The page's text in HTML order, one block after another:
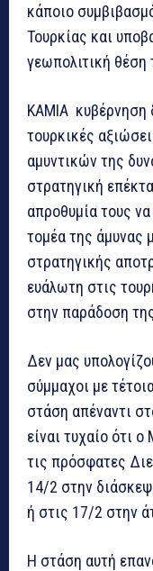
κάποιο
Τουρκίας και
γεωπολιτική
ΚΑΜΙΑ κυβέρνηση
τουρκικές
αμυντικών της
στρατηγική
απροθυμία τους
τομέα της άμυνας
στρατηγικής
ευάλωτη στις
στην παράδοση
Δεν μας
σύμμαχοι με
στάση απέναντι
είναι τυχαίο ότι
τις πρόσφατες
14/2 στην
ή στις 17/2 στην
Η στάση αυτή